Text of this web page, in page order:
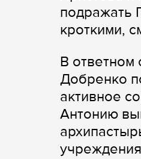
подражать
кроткими,
В
Добренко
активное
Антонию